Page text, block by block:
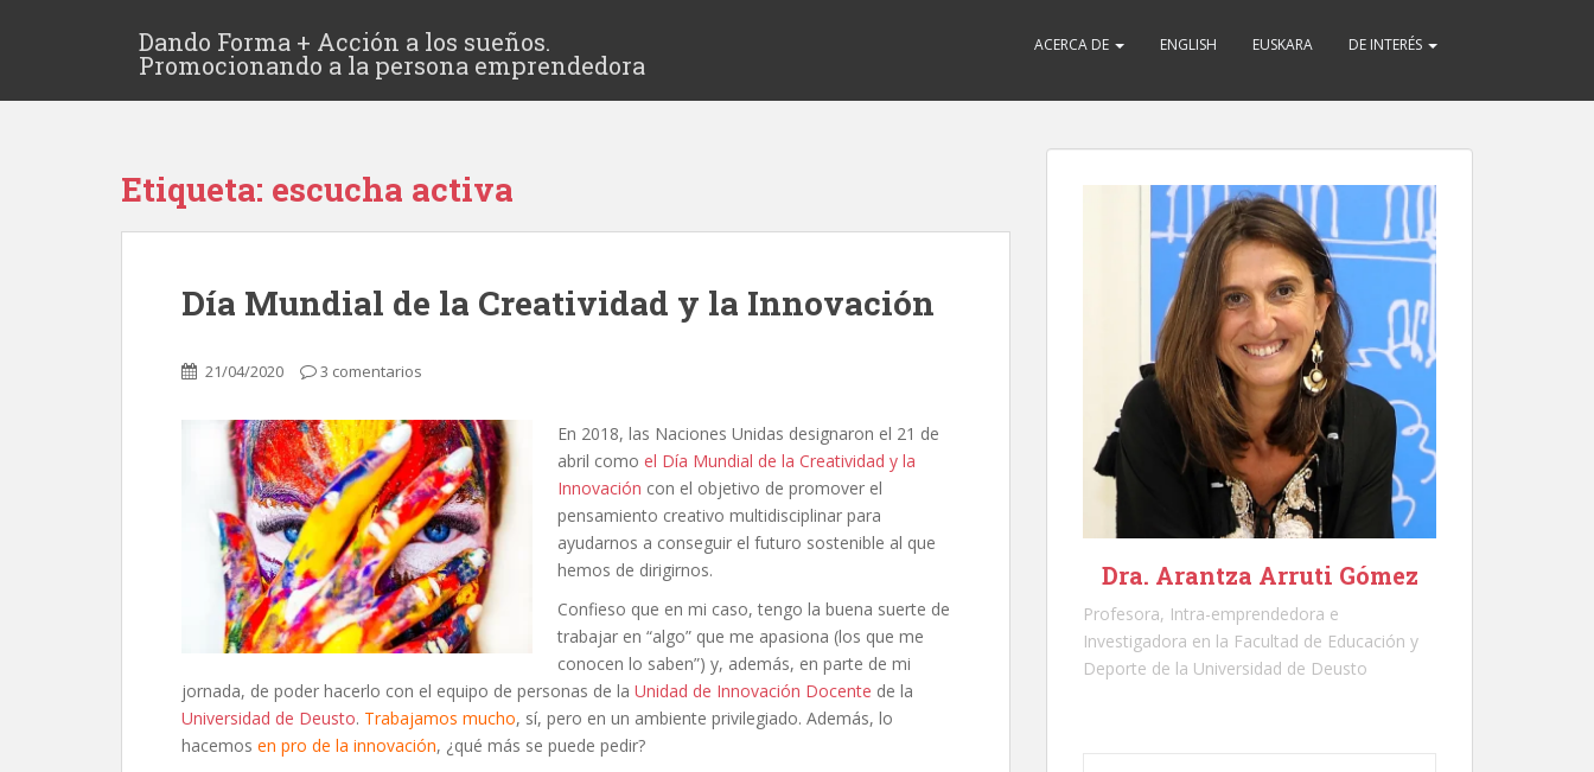
Dando Forma + Acción a los sueños.
Promocionando a la persona emprendedora
ACERCA DE ENGLISH EUSKARA DE INTERÉS
Etiqueta: escucha activa
Día Mundial de la Creatividad y la Innovación
21/04/2020 3 comentarios
En 2018, las Naciones Unidas designaron el 21 de
abril como el Día Mundial de la Creatividad y la
Innovación con el objetivo de promover el
pensamiento creativo multidisciplinar para
ayudarnos a conseguir el futuro sostenible al que
hemos de dirigirnos.
Confieso que en mi caso, tengo la buena suerte de
trabajar en “algo” que me apasiona (los que me
conocen lo saben”) y, además, en parte de mi
jornada, de poder hacerlo con el equipo de personas de la Unidad de Innovación Docente de la
Universidad de Deusto. Trabajamos mucho, sí, pero en un ambiente privilegiado. Además, lo
hacemos en pro de la innovación, ¿qué más se puede pedir?
Dra. Arantza Arruti Gómez
Profesora, Intra-emprendedora e
Investigadora en la Facultad de Educación y
Deporte de la Universidad de Deusto